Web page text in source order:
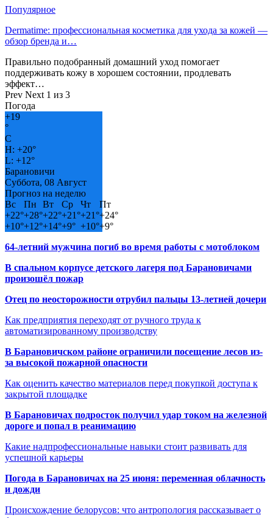
Популярное
Dermatime: профессиональная косметика для ухода за кожей —
обзор бренда и…
Правильно подобранный домашний уход помогает
поддерживать кожу в хорошем состоянии, продлевать
эффект…
Prev Next 1 из 3
Погода
+19
°
C
H: +20°
L: +12°
Барановичи
Суббота, 08 Август
Прогноз на неделю
Вс
Пн Вт Ср Чт
Пт
+22°+28°+22°+21°+21°+24°
+10°+12°+14°+9° +10°+9°
64-летний мужчина погиб во время работы с мотоблоком
В спальном корпусе детского лагеря под Барановичами
произошёл пожар
Отец по неосторожности отрубил пальцы 13-летней дочери
Как предприятия переходят от ручного труда к
автоматизированному производству
В Барановичском районе ограничили посещение лесов из-
за высокой пожарной опасности
Как оценить качество материалов перед покупкой доступа к
закрытой площадке
В Барановичах подросток получил удар током на железной
дороге и попал в реанимацию
Какие надпрофессиональные навыки стоит развивать для
успешной карьеры
Погода в Барановичах на 25 июня: переменная облачность
и дожди
Происхождение белорусов: что антропология рассказывает о